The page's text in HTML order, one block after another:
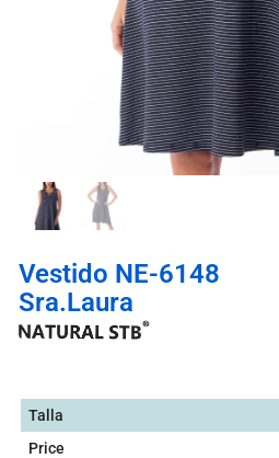
Vestido NE-6148
Sra.Laura
Talla
Price